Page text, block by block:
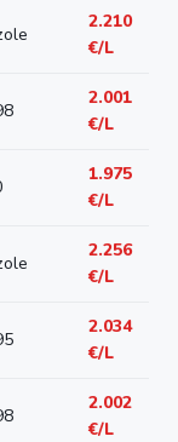
2.210
€/L
2.001
€/L
1.975
€/L
2.256
€/L
2.034
€/L
2.002
€/L